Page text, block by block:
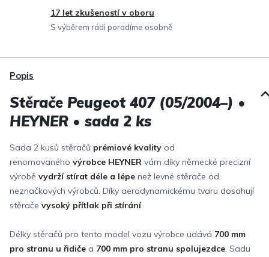
17 let zkušeností v oboru
S výběrem rádi poradíme osobně
Popis
Stěrače Peugeot 407 (05/2004–) •
HEYNER • sada 2 ks
Sada 2 kusů stěračů prémiové kvality od
renomovaného výrobce HEYNER vám díky německé precizní
výrobě vydrží stírat déle a lépe než levné stěrače od
neznačkových výrobců. Díky aerodynamickému tvaru dosahují
stěrače vysoký přítlak při stírání.
Délky stěračů pro tento model vozu výrobce udává 700 mm
pro stranu u řidiče a 700 mm pro stranu spolujezdce. Sadu